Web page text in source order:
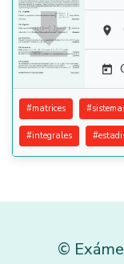
 

#matrices #
#integrales #
©